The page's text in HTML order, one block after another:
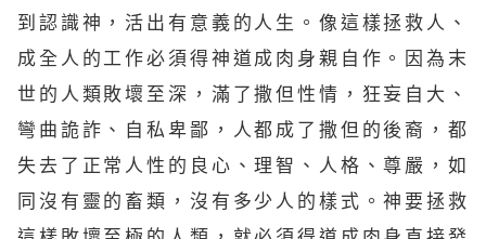
到認識神，活出有意義的人生 。像這樣拯救人、
成全人的工作必須得神道成肉身親自作。因為末
世的人類敗壞至深，滿了撒但性情，狂妄自大、
彎曲詭詐、自私卑鄙，人都成了撒但的後裔，都
失去了正常人性的良心、理智、人格、尊嚴，如
同沒有靈的畜類，沒有多少人的樣式。神要拯救